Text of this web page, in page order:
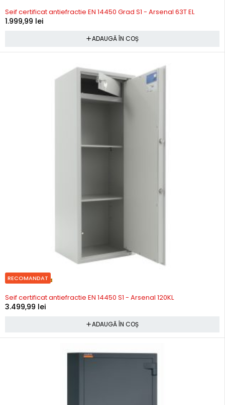
Seif certificat antiefractie EN 14450 Grad S1 - Arsenal 63T EL
1.999,99 lei
ADAUGĂ ÎN COȘ
RECOMANDAT
Precomanda
Seif certificat antiefractie EN 14450 S1 - Arsenal 120KL
3.499,99 lei
ADAUGĂ ÎN COȘ